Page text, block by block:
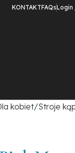
KONTAKTFAQsLogin
kobiet Stroje